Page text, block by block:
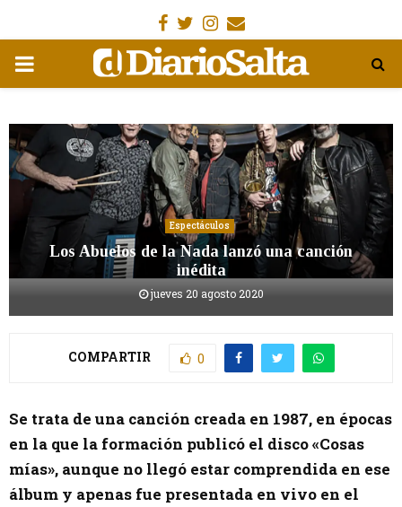
Facebook
Gorjeo
Instagram
Email
MENÚ
Espectáculos
Los Abuelos de la Nada lanzó una canción
inédita
jueves 20 agosto 2020
COMPARTIR 0
Se trata de una canción creada en 1987, en épocas
en la que la formación publicó el disco «Cosas
mías», aunque no llegó estar comprendida en ese
álbum y apenas fue presentada en vivo en el